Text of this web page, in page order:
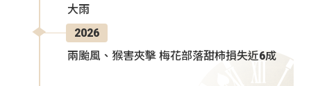
大雨
2026
兩颱風、猴害夾擊 梅花部落甜柿損失近6成